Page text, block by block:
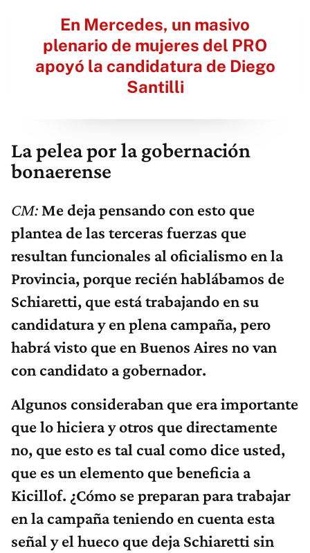
En Mercedes, un masivo
plenario de mujeres del PRO
apoyó la candidatura de Diego
Santilli
La pelea por la gobernación
bonaerense
CM: Me deja pensando con esto que
plantea de las terceras fuerzas que
resultan funcionales al oficialismo en la
Provincia, porque recién hablábamos de
Schiaretti, que está trabajando en su
candidatura y en plena campaña, pero
habrá visto que en Buenos Aires no van
con candidato a gobernador.
Algunos consideraban que era importante
que lo hiciera y otros que directamente
no, que esto es tal cual como dice usted,
que es un elemento que beneficia a
Kicillof. ¿Cómo se preparan para trabajar
en la campaña teniendo en cuenta esta
señal y el hueco que deja Schiaretti sin